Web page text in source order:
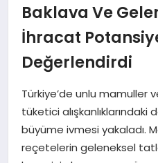
TEKNOLOJI
YAŞAM
Baklava Ve
İhracat
Değerlendirdi
Türkiye’de unlu mamuller
tüketici
büyüme ivmesi yakaladı.
reçetelerin geleneksel